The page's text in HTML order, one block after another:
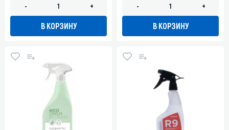
- +
В КОРЗИНУ
- +
В КОРЗИНУ